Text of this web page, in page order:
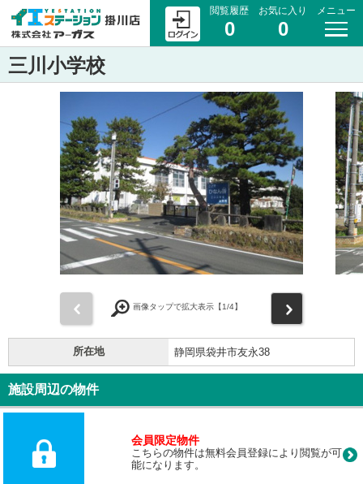
閲覧履歴
0
お気に入り
0
メニュー
三川小学校
画像タップで拡大表示【1/4】
所在地 静岡県袋井市友永38
施設周辺の物件
会員限定物件
こちらの物件は無料会員登録により閲覧が可
能になります。